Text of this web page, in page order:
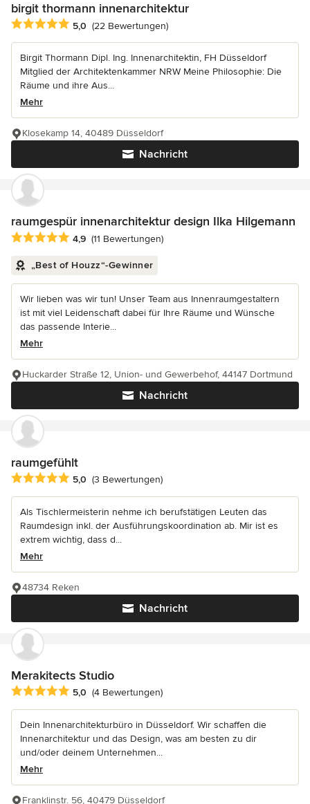
birgit thormann innenarchitektur
Durchschnittliche Bewertung: 5 von 5 Sternen
5,0 (22 Bewertungen)
Birgit Thormann Dipl. Ing. Innenarchitektin, FH Düsseldorf
Mitglied der Architektenkammer NRW Meine Philosophie: Die
Räume und ihre Aus...
Mehr
Nachricht
Klosekamp 14, 40489 Düsseldorf
raumgespür innenarchitektur design Ilka Hilgemann
Durchschnittliche Bewertung: 4.9 von 5 Sternen
4,9 (11 Bewertungen)
„Best of Houzz“-Gewinner
Wir lieben was wir tun! Unser Team aus Innenraumgestaltern
ist mit viel Leidenschaft dabei für Ihre Räume und Wünsche
das passende Interie...
Mehr
Nachricht
Huckarder Straße 12, Union- und Gewerbehof, 44147 Dortmund
raumgefühlt
Durchschnittliche Bewertung: 5 von 5 Sternen
5,0 (3 Bewertungen)
Als Tischlermeisterin nehme ich berufstätigen Leuten das
Raumdesign inkl. der Ausführungskoordination ab. Mir ist es
extrem wichtig, dass d...
Mehr
Nachricht
48734 Reken
Merakitects Studio
Durchschnittliche Bewertung: 5 von 5 Sternen
5,0 (4 Bewertungen)
Dein Innenarchitekturbüro in Düsseldorf. Wir schaffen die
Innenarchitektur und das Design, was am besten zu dir
und/oder deinem Unternehmen...
Mehr
Franklinstr. 56, 40479 Düsseldorf